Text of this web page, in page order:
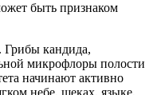
быть признаком
кандида,
микрофлоры полости
начинают активно